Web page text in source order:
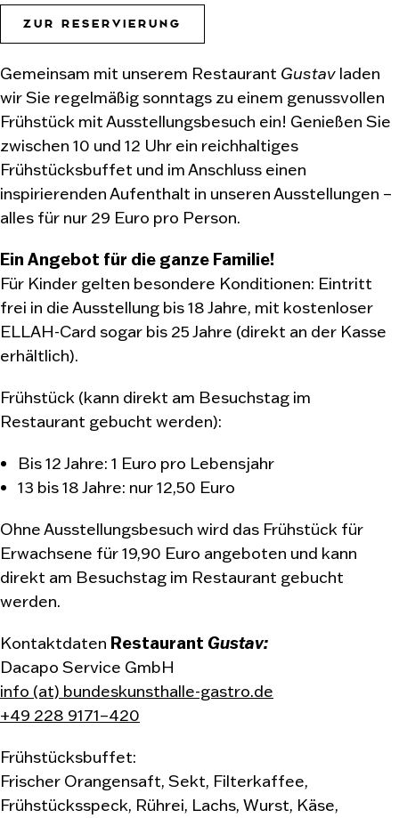
ZUR RESERVIERUNG
Gemeinsam mit unserem Restaurant Gustav laden
wir Sie regelmäßig sonntags zu einem genussvollen
Frühstück mit Ausstellungsbesuch ein! Genießen Sie
zwischen 10 und 12 Uhr ein reichhaltiges
Frühstücksbuffet und im Anschluss einen
inspirierenden Aufenthalt in unseren Ausstellungen –
alles für nur 29 Euro pro Person.
Ein Angebot für die ganze Familie!
Für Kinder gelten besondere Konditionen: Eintritt
frei in die Ausstellung bis 18 Jahre, mit kostenloser
ELLAH-Card sogar bis 25 Jahre (direkt an der Kasse
erhältlich).
Frühstück (kann direkt am Besuchstag im
Restaurant gebucht werden):
Bis 12 Jahre: 1 Euro pro Lebensjahr
13 bis 18 Jahre: nur 12,50 Euro
Ohne Ausstellungsbesuch wird das Frühstück für
Erwachsene für 19,90 Euro angeboten und kann
direkt am Besuchstag im Restaurant gebucht
werden.
Kontaktdaten Restaurant Gustav:
Dacapo Service GmbH
info (at) bundeskunsthalle-gastro.de
+49 228 9171–420
Frühstücksbuffet:
Frischer Orangensaft, Sekt, Filterkaffee,
Frühstücksspeck, Rührei, Lachs, Wurst, Käse,